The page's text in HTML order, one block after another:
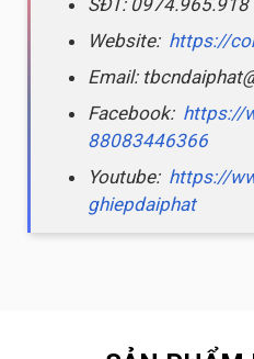
Website: https://
Email:
Facebook: https://
88083446366
Youtube: https://
ghiepdaiphat